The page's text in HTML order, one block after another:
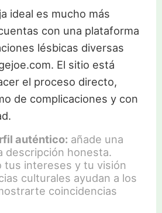
ideal es mucho más
con una plataforma
lésbicas diversas
El sitio está
el proceso directo,
de complicaciones y con
auténtico: añade una
descripción honesta.
tus intereses y tu visión
culturales ayudan a los
coincidencias